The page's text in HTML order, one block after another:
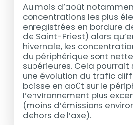
Au mois d’août
concentrations les plus
enregistrées en bordure
de Saint-Priest) alors
hivernale, les
du périphérique sont
supérieures. Cela pourrait
une évolution du trafic
baisse en août sur le
l’environnement plus
(moins d’émissions
dehors de l’axe).